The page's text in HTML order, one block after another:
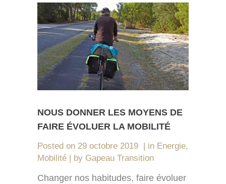
NOUS DONNER LES MOYENS DE
FAIRE ÉVOLUER LA MOBILITÉ
Posted on 29 octobre 2019 in Energie,
Mobilité
by Gapeau Transition
Changer nos habitudes, faire évoluer